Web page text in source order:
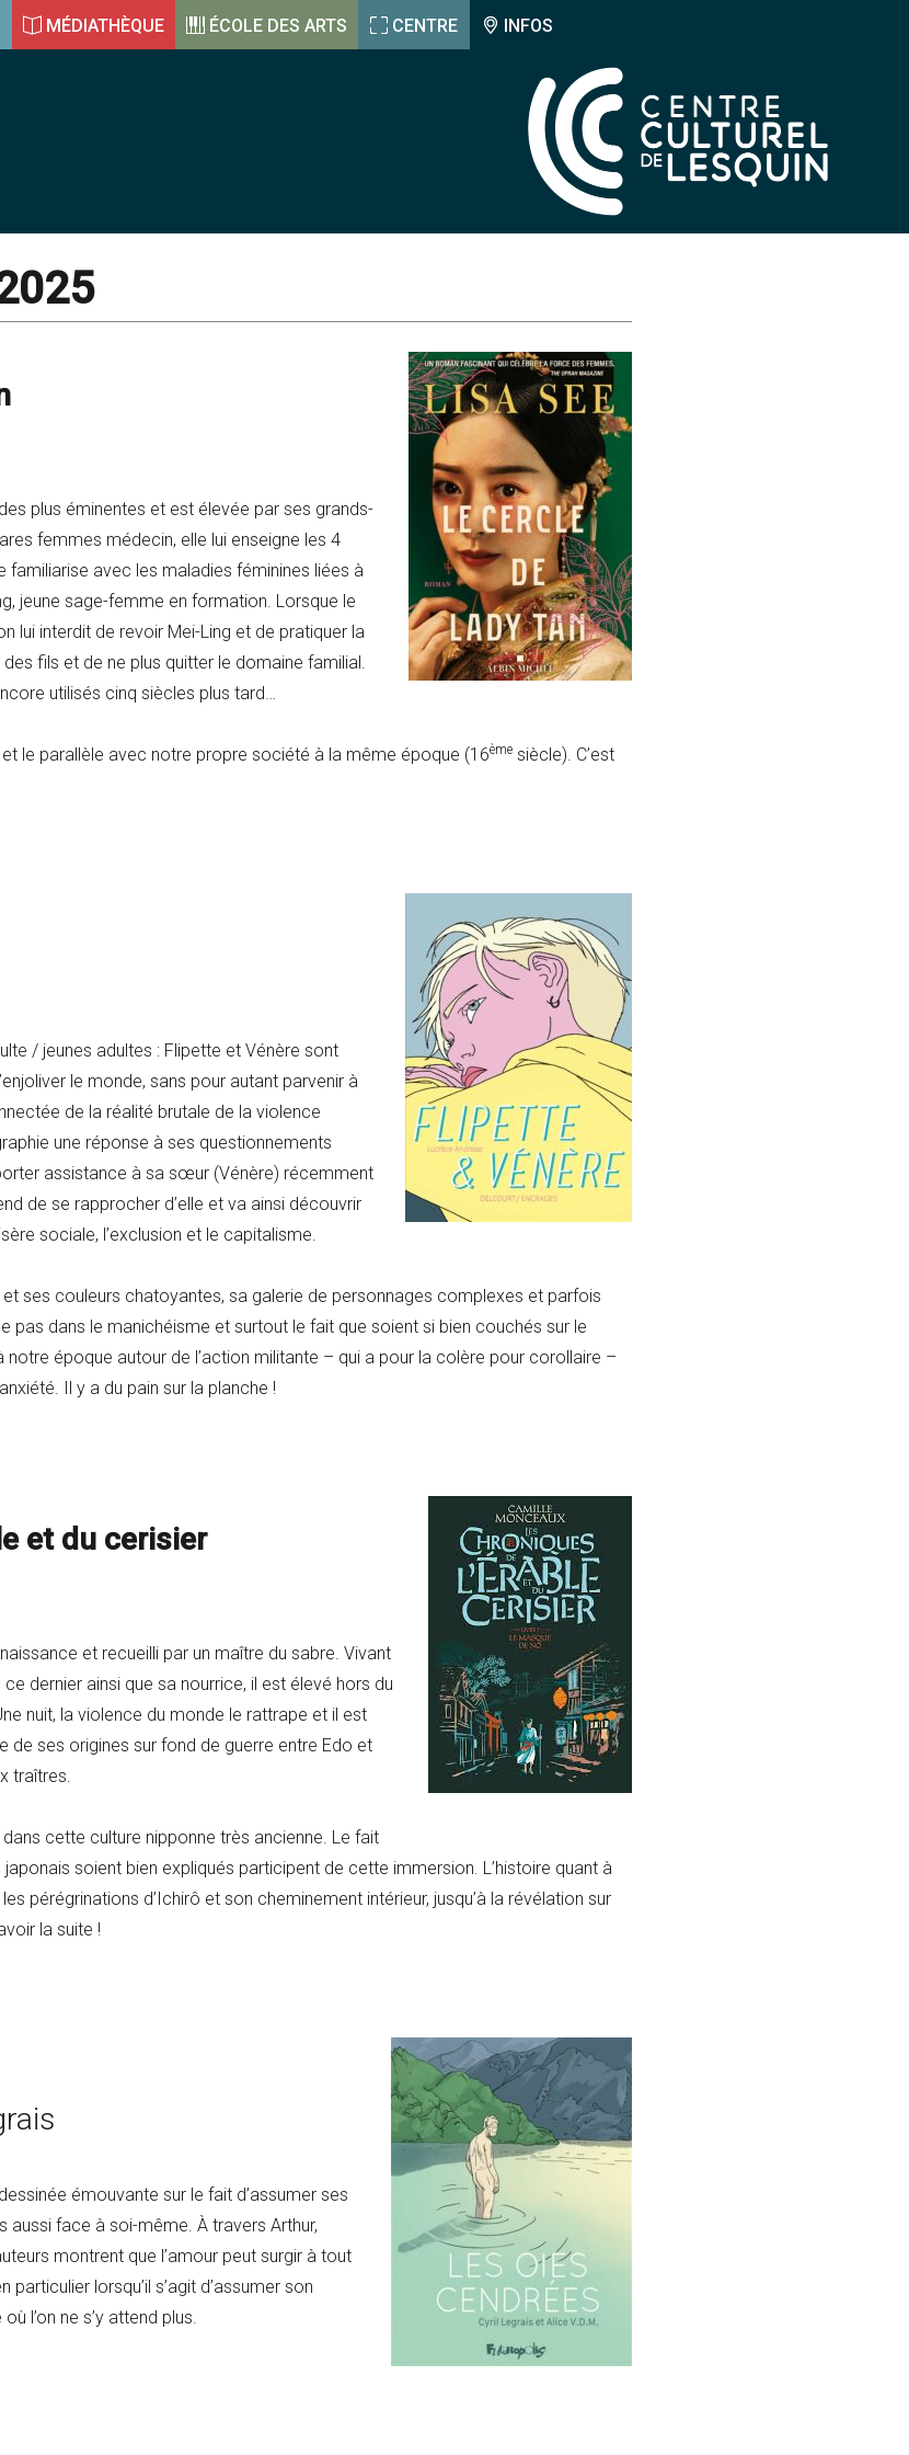
MÉDIATHÈQUE ÉCOLE DES ARTS CENTRE INFOS
plus éminentes et est élevée par ses grands-
femmes médecin, elle lui enseigne les 4
familiarise avec les maladies féminines liées à
jeune sage-femme en formation. Lorsque le
lui interdit de revoir Mei-Ling et de pratiquer la
fils et de ne plus quitter le domaine familial.
utilisés cinq siècles plus tard…
le parallèle avec notre propre société à la même époque (16èmesiècle). C’est
/ jeunes adultes : Flipette et Vénère sont
le monde, sans pour autant parvenir à
de la réalité brutale de la violence
une réponse à ses questionnements
assistance à sa sœur (Vénère) récemment
de se rapprocher d’elle et va ainsi découvrir
sociale, l’exclusion et le capitalisme.
ses couleurs chatoyantes, sa galerie de personnages complexes et parfois
pas dans le manichéisme et surtout le fait que soient si bien couchés sur le
époque autour de l’action militante – qui a pour la colère pour corollaire –
Il y a du pain sur la planche !
et du cerisier
et recueilli par un maître du sabre. Vivant
dernier ainsi que sa nourrice, il est élevé hors du
nuit, la violence du monde le rattrape et il est
de ses origines sur fond de guerre entre Edo et
traîtres.
cette culture nipponne très ancienne. Le fait
soient bien expliqués participent de cette immersion. L’histoire quant à
pérégrinations d’Ichirô et son cheminement intérieur, jusqu’à la révélation sur
la suite !
émouvante sur le fait d’assumer ses
aussi face à soi-même. À travers Arthur,
montrent que l’amour peut surgir à tout
lorsqu’il s’agit d’assumer son
l’on ne s’y attend plus.